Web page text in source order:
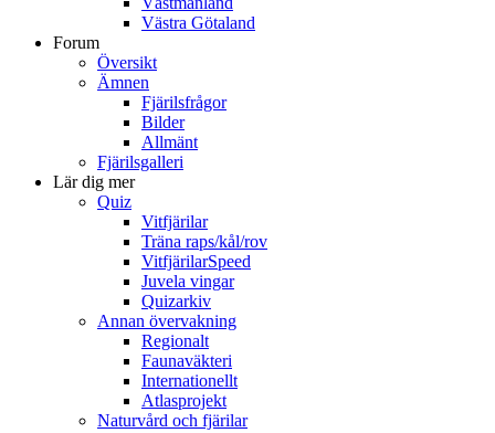
Västra Götaland
Forum
Översikt
Ämnen
Fjärilsfrågor
Bilder
Allmänt
Fjärilsgalleri
Lär dig mer
Quiz
Vitfjärilar
Träna raps/kål/rov
VitfjärilarSpeed
Juvela vingar
Quizarkiv
Annan övervakning
Regionalt
Faunaväkteri
Internationellt
Atlasprojekt
Naturvård och fjärilar